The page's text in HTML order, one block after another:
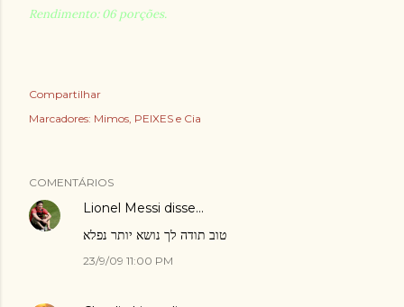
Rendimento: 06 porções.
Compartilhar
Marcadores: Mimos PEIXES e Cia
COMENTÁRIOS
Lionel Messi disse…
טוב תודה לך נושא יותר נפלא
23/9/09 11:00 PM